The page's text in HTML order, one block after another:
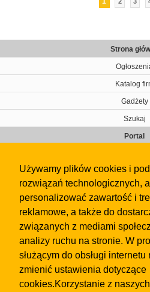
Używamy plików cookies i
rozwiązań technologicznych,
personalizować zawartość i
reklamowe, a także do
związanych z mediami
analizy ruchu na stronie. W
służącym do obsługi internetu
zmienić ustawienia dotyczące
cookies.Korzystanie z
Strona
Katalog
Gadżety
Szukaj
Portal
Kontakt
Gazeta
Olkusz
Kontakt
Strefa dla